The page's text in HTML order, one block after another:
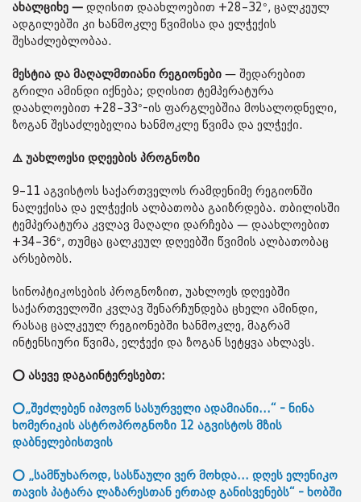
ახალციხე — დღისით დაახლოებით +28–32°, ცალკეულ
ადგილებში კი ხანმოკლე წვიმისა და ელჭექის
შესაძლებლობაა.
მესტია და მაღალმთიანი რეგიონები — შედარებით
გრილი ამინდი იქნება; დღისით ტემპერატურა
დაახლოებით +28–33°-ის ფარგლებშია მოსალოდნელი,
ზოგან შესაძლებელია ხანმოკლე წვიმა და ელჭექი.
⚠️ უახლოესი დღეების პროგნოზი
9–11 აგვისტოს საქართველოს რამდენიმე რეგიონში
ნალექისა და ელჭექის ალბათობა გაიზრდება. თბილისში
ტემპერატურა კვლავ მაღალი დარჩება — დაახლოებით
+34–36°, თუმცა ცალკეულ დღეებში წვიმის ალბათობაც
არსებობს.
სინოპტიკოსების პროგნოზით, უახლოეს დღეებში
საქართველოში კვლავ შენარჩუნდება ცხელი ამინდი,
რასაც ცალკეულ რეგიონებში ხანმოკლე, მაგრამ
ინტენსიური წვიმა, ელჭექი და ზოგან სეტყვა ახლავს.
⭕ ასევე დაგაინტერესებთ:
⭕„შეძლებენ იპოვონ სასურველი ადამიანი...“ - ნინა
ხომერიკის ასტროპროგნოზი 12 აგვისტოს მზის
დაბნელებისთვის
⭕ „სამწუხაროდ, სასწაული ვერ მოხდა... დღეს ელენიკო
თავის პატარა ლაზარესთან ერთად განისვენებს“ - ხობში